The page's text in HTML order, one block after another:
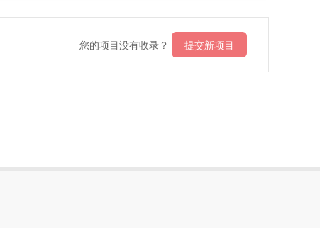
您的项目没有收录？ 提交新项目